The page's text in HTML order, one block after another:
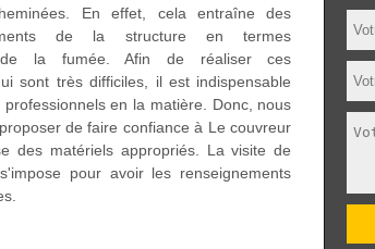
En effet, cela entraîne des
de la structure en termes
de la fumée. Afin de réaliser ces
sont très difficiles, il est indispensable
en la matière. Donc, nous
de faire confiance à Le couvreur
des matériels appropriés. La visite de
pour avoir les renseignements